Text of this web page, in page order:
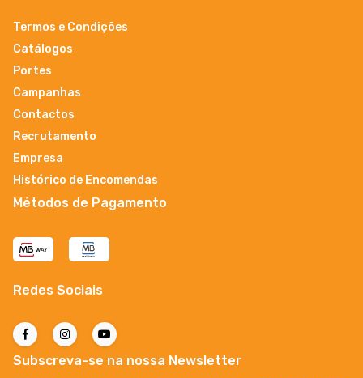
Termos e Condições
Catálogos
Portes
Campanhas
Contactos
Recrutamento
Empresa
Histórico de Encomendas
Métodos de Pagamento
Redes Sociais
Subscreva-se na nossa Newsletter